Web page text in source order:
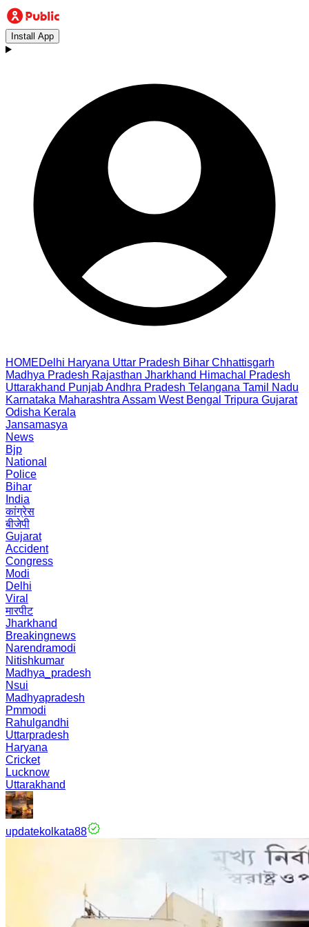
Install App
HOMEDelhi Haryana Uttar Pradesh Bihar Chhattisgarh
Madhya Pradesh Rajasthan Jharkhand Himachal Pradesh
Uttarakhand PunjabAndhra Pradesh Telangana Tamil Nadu
Karnataka Maharashtra Assam West Bengal Tripura Gujarat
Odisha Kerala
Jansamasya
News
Bjp
National
Police
Bihar
India
कांग्रेस
बीजेपी
Gujarat
Accident
Congress
Modi
Delhi
Viral
मारपीट
Jharkhand
Breakingnews
Narendramodi
Nitishkumar
Madhya_pradesh
Nsui
Madhyapradesh
Pmmodi
Rahulgandhi
Uttarpradesh
Haryana
Cricket
Lucknow
Uttarakhand
updatekolkata88